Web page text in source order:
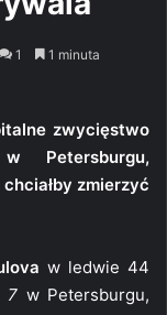
1 1 minuta
zwycięstwo
Petersburgu,
zmierzyć
w ledwie 44
7 w Petersburgu,